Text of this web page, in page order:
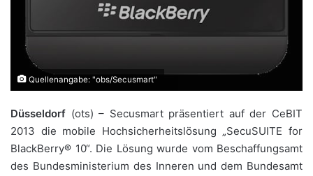
Quellenangabe: "obs/Secusmart"
Düsseldorf (ots) – Secusmart präsentiert auf der CeBIT
2013 die mobile Hochsicherheitslösung „SecuSUITE for
BlackBerry® 10“. Die Lösung wurde vom Beschaffungsamt
des Bundesministerium des Inneren und dem Bundesamt